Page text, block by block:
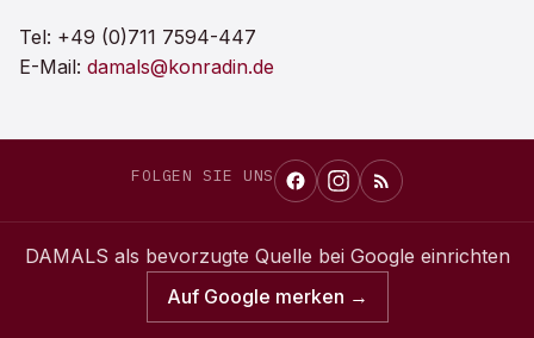
Tel: +49 (0)711 7594-447
E-Mail: damals@konradin.de
FOLGEN SIE UNS
DAMALS als bevorzugte Quelle bei Google einrichten
Auf Google merken →